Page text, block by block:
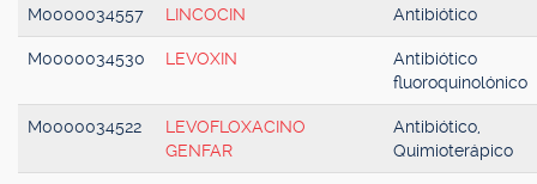
M0000034557 LINCOCIN Antibiótico
M0000034530 LEVOXIN
Antibiótico
fluoroquinolónico
M0000034522
LEVOFLOXACINO
GENFAR
Antibiótico,
Quimioterápico